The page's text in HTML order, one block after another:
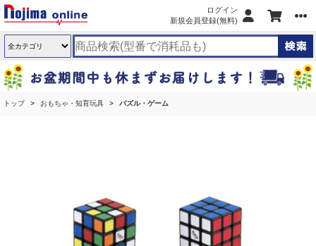
ログイン
新規会員登録(無料)
トップ おもちゃ・知育玩具 パズル・ゲーム